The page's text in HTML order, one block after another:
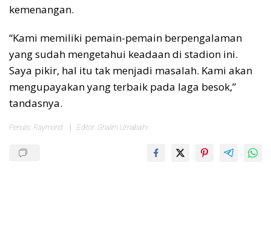
kemenangan.
“Kami memiliki pemain-pemain berpengalaman
yang sudah mengetahui keadaan di stadion ini.
Saya pikir, hal itu tak menjadi masalah. Kami akan
mengupayakan yang terbaik pada laga besok,”
tandasnya.
Penulis: Raymond Editor: Ghalim Umabaihi